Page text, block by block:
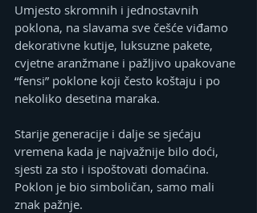
Umjesto skromnih i jednostavnih
poklona, na slavama sve češće viđamo
dekorativne kutije, luksuzne pakete,
cvjetne aranžmane i pažljivo upakovane
“fensi” poklone koji često koštaju i po
nekoliko desetina maraka.
Starije generacije i dalje se sjećaju
vremena kada je najvažnije bilo doći,
sjesti za sto i ispoštovati domaćina.
Poklon je bio simboličan, samo mali
znak pažnje.